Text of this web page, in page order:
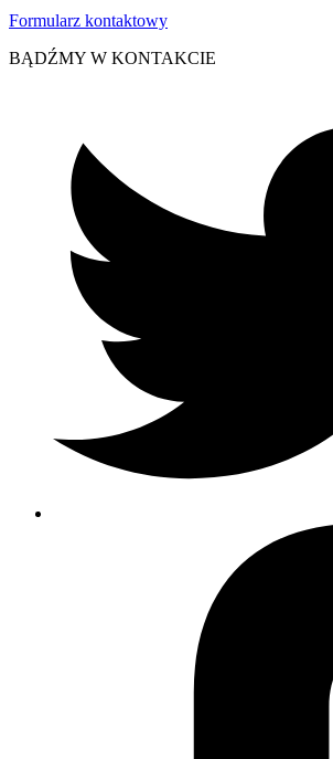
Formularz kontaktowy
BĄDŹMY W KONTAKCIE